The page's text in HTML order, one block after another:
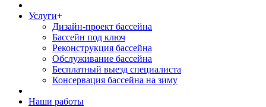
Услуги+
Дизайн-проект бассейна
Бассейн под ключ
Реконструкция бассейна
Обслуживание бассейна
Бесплатный выезд специалиста
Консервация бассейна на зиму
Наши работы